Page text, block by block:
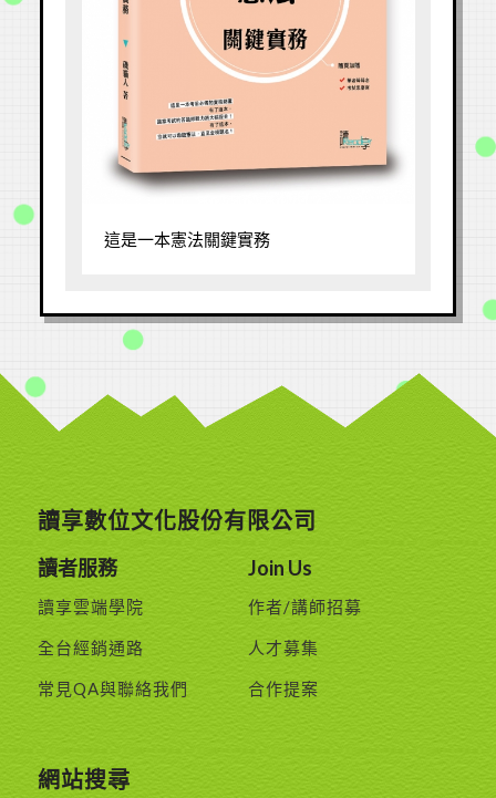
這是一本憲法關鍵實務
讀享數位文化股份有限公司
讀者服務
讀享雲端學院
全台經銷通路
常見QA與聯絡我們
Join Us
作者/講師招募
人才募集
合作提案
網站搜尋